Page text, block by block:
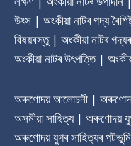
উৎস | অংকীয়া নাটৰ গদ্য
বিষয়বস্তু | অংকীয়া নাটৰ
অংকীয়া নাটৰ উৎপত্তি |
অৰুণোদয় আলোচনী |
অসমীয়া সাহিত্য | অৰুণোদয়
অৰুণোদয় যুগৰ সাহিত্যৰ